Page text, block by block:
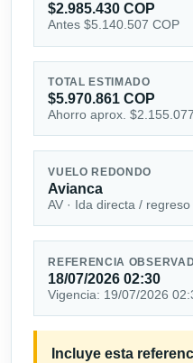
$2.985.430 COP
Antes $5.140.507 COP
TOTAL ESTIMADO
$5.970.861 COP
Ahorro aprox.
VUELO REDONDO
Avianca
AV · Ida directa /
REFERENCIA
18/07/2026 02:30
Vigencia: 19/07/2026
Incluye esta